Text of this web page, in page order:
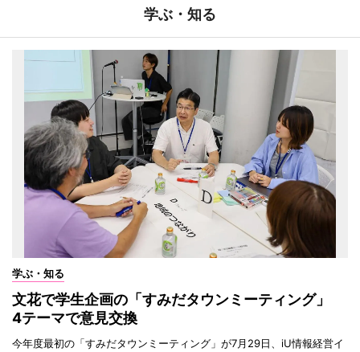
学ぶ・知る
学ぶ・知る
文花で学生企画の「すみだタウンミーティング」
4テーマで意見交換
今年度最初の「すみだタウンミーティング」が7月29日、iU情報経営イ